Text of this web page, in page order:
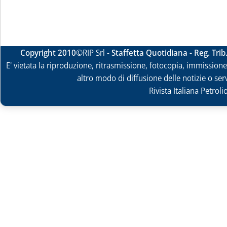
Copyright 2010©RIP Srl -Staffetta Quotidiana - Reg.
E' vietata la riproduzione, ritrasmissione, fotocopia,
altro modo di diffusione delle notizie o
Rivista Italiana